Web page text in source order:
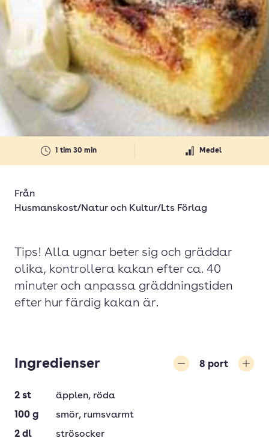
1 tim 30 min Medel
Från
Husmanskost/Natur och Kultur/Lts Förlag
Tips! Alla ugnar beter sig och gräddar
olika, kontrollera kakan efter ca. 40
minuter och anpassa gräddningstiden
efter hur färdig kakan är.
Ingredienser 8 port
2 st äpplen, röda
100 g smör, rumsvarmt
2 dl
strösocker